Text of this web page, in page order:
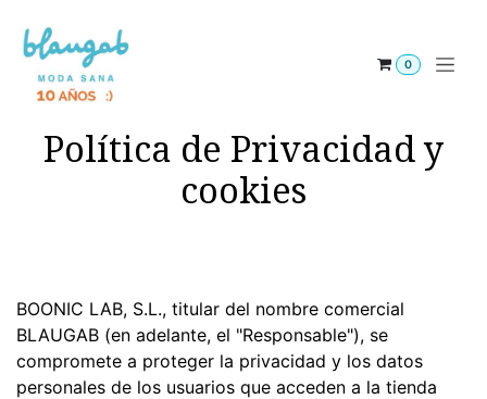
0
Política de Privacidad y
cookies
BOONIC LAB, S.L., titular del nombre comercial
BLAUGAB (en adelante, el "Responsable"), se
compromete a proteger la privacidad y los datos
personales de los usuarios que acceden a la tienda